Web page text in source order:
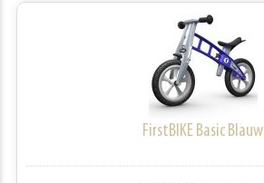
FirstBIKE Basic Blauw